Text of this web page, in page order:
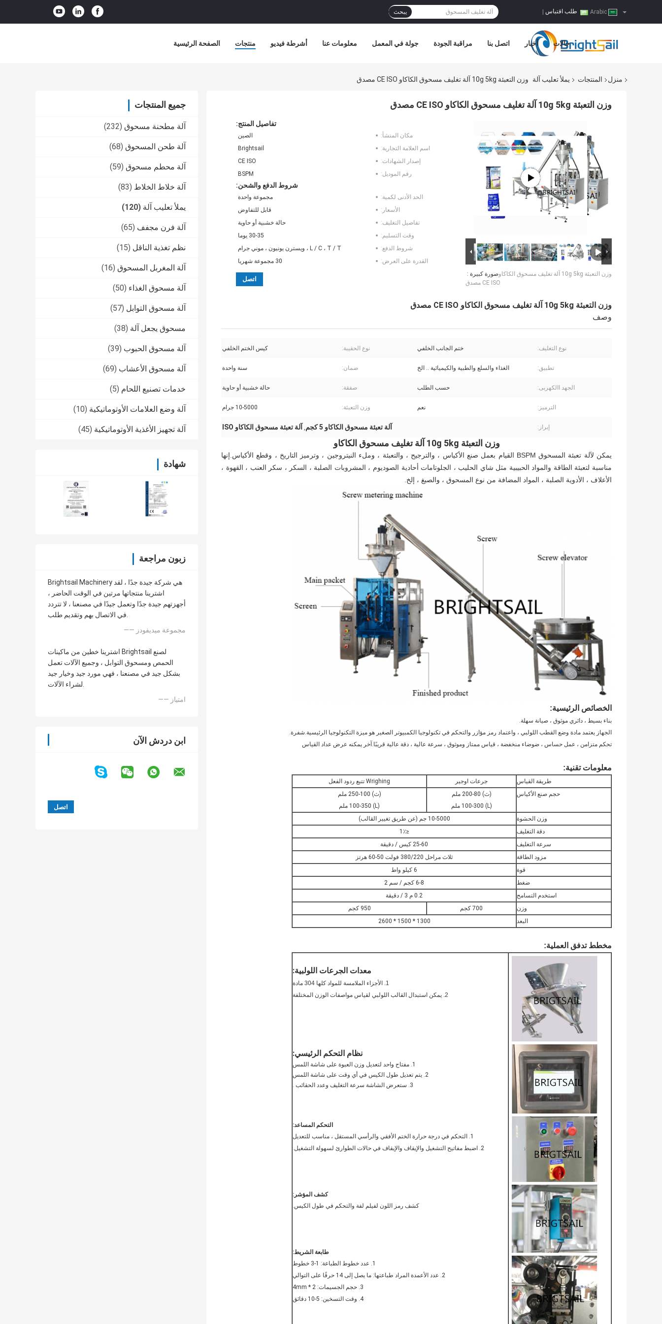
طلب اقتباس يبحث
الصفحة الرئيسية منتجات أشرطة فيديو معلومات عنا جولة في المعمل مراقبة الجودة اتصل بنا أخبار حالات
منزل المنتجات يملأ تعليب آلة وزن التعبئة 10g 5kg آلة تغليف مسحوق الكاكاو CE ISO مصدق
جميع المنتجات
آلة مطحنة مسحوق (232)
آلة طحن المسحوق (68)
آلة محطم مسحوق (59)
آلة خلاط الخلاط (83)
يملأ تعليب آلة (120)
آلة فرن مجفف (65)
نظم تغذية الناقل (15)
آلة المغربل المسحوق (16)
آلة مسحوق الغذاء (50)
آلة مسحوق التوابل (57)
مسحوق يجعل آلة (38)
آلة مسحوق الحبوب (39)
آلة مسحوق الأعشاب (69)
خدمات تصنيع اللحام (5)
آلة وضع العلامات الأوتوماتيكية (10)
آلة تجهيز الأغذية الأوتوماتيكية (45)
شهادة
زبون مراجعة
Brightsail Machinery هي شركة جيدة جدًا ، لقد
اشترينا منتجاتها مرتين في الوقت الحاضر ،
أجهزتهم جيدة جدًا وتعمل جيدًا في مصنعنا ، لا تتردد
في الاتصال بهم وتقديم طلب.
—— مجموعة ميديفودز
اشترينا خطين من ماكينات Brightsail لصنع
الحمص ومسحوق التوابل ، وجميع الآلات تعمل
بشكل جيد في مصنعنا ، فهي مورد جيد وخيار جيد
لشراء الآلات.
—— امتياز
ابن دردش الآن
وزن التعبئة 10g 5kg آلة تغليف مسحوق الكاكاو CE ISO مصدق
صورة كبيرة :وزن التعبئة 10g 5kg آلة تغليف مسحوق الكاكاو
CE ISO مصدق
تفاصيل المنتج:
مكان المنشأ:
الصين
اسم العلامة التجارية:
Brightsail
إصدار الشهادات:
CE ISO
رقم الموديل:
BSPM
شروط الدفع والشحن:
الحد الأدنى لكمية:
مجموعة واحدة
الأسعار:
قابل للتفاوض
تفاصيل التغليف:
حالة خشبية أو حاوية
وقت التسليم:
30-35 يوما
شروط الدفع:
L / C ، T / T ، ويسترن يونيون ، موني جرام
القدرة على العرض:
30 مجموعة شهريا
اتصل
وزن التعبئة 10g 5kg آلة تغليف مسحوق الكاكاو CE ISO مصدق
وصف
نوع التغليف: ختم الجانب الخلفي نوع الحقيبة: كيس الختم الخلفي
تطبيق: الغذاء والسلع والطبية والكيميائية .. الخ ضمان: سنة واحدة
الجهد االكهربى: حسب الطلب صفقة: حالة خشبية أو حاوية
الترميز: نعم وزن التعبئة: 10-5000 جرام
إبراز: آلة تعبئة مسحوق الكاكاو 5 كجم , آلة تعبئة مسحوق الكاكاو ISO
وزن التعبئة 10g 5kg آلة تغليف مسحوق الكاكاو
يمكن لآلة تعبئة المسحوق BSPM القيام بعمل صنع الأكياس ، والترجيح ، والتعبئة ، وملء النيتروجين ، وترميز التاريخ ، وقطع الأكياس.إنها
مناسبة لتعبئة الطاقة والمواد الحبيبية مثل شاي الحليب ، الجلوتامات أحادية الصوديوم ، المشروبات الصلبة ، السكر ، سكر العنب ، القهوة ،
الأعلاف ، الأدوية الصلبة ، المواد المضافة من نوع المسحوق ، والصبغ ، إلخ.
الخصائص الرئيسية:
بناء بسيط ، دائري موثوق ، صيانة سهلة.
الجهاز يعتمد مادة وضع القطب اللولبي ، واعتماد رمز مؤازر والتحكم في تكنولوجيا الكمبيوتر الصغير هو ميزة التكنولوجيا الرئيسية.شفرة.
تحكم متزامن ، عمل حساس ، ضوضاء منخفضة ، قياس ممتاز وموثوق ، سرعة عالية ، دقة عالية قريبًا.آخر يمكنه عرض عداد القياس
معلومات تقنية:
طريقة القياس جرعات اوجير
Wrighing تتبع ردود الفعل
حجم صنع الأكياس
(ث) 80-200 ملم
(L) 100-300 ملم
(ث) 100-250 ملم
(L) 100-350 ملم
وزن الحشوة
10-5000 جم (عن طريق تغيير القالب)
دقة التغليف
≤1٪
سرعة التغليف
25-60 كيس / دقيقة
مزود الطاقة
ثلاث مراحل 380/220 فولت 50-60 هرتز
قوة
6 كيلو واط
ضغط
6-8 كجم / سم 2
استخدم التسامح
0.2 م 3 / دقيقة
وزن
700 كجم
950 كجم
البعد
1300 * 1500 * 2600
مخطط تدفق العملية:
معدات الجرعات اللولبية:
1. الأجزاء الملامسة للمواد كلها 304 مادة
2. يمكن استبدال القالب اللولبي لقياس مواصفات الوزن المختلفة
نظام التحكم الرئيسي:
1. مفتاح واحد لتعديل وزن العبوة على شاشة اللمس
2. يتم تعديل طول الكيس في أي وقت على شاشة اللمس
3. ستعرض الشاشة سرعة التغليف
وعدد الحقائب .
التحكم المساعد:
1. التحكم في درجة حرارة الختم الأفقي والرأسي المستقل ، مناسب للتعديل
2. اضبط مفاتيح التشغيل والإيقاف والإيقاف في حالات الطوارئ لسهولة التشغيل.
كشف المؤشر:
كشف رمز اللون لفيلم لفة والتحكم في طول الكيس.
طابعة الشريط:
1. عدد خطوط الطباعة: 1-3 خطوط
2. عدد الأعمدة المراد طباعتها: ما يصل إلى 14 حرفًا على التوالي
3. حجم الجسيمات: 2 * 4mm
4. وقت التسخين: 5-10 دقائق